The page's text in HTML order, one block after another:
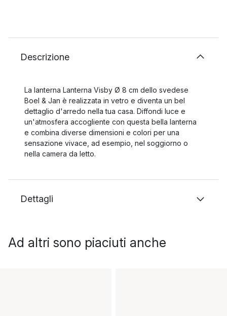
Descrizione
La lanterna Lanterna Visby Ø 8 cm dello svedese
Boel & Jan è realizzata in vetro e diventa un bel
dettaglio d'arredo nella tua casa. Diffondi luce e
un'atmosfera accogliente con questa bella lanterna
e combina diverse dimensioni e colori per una
sensazione vivace, ad esempio, nel soggiorno o
nella camera da letto.
Dettagli
Ad altri sono piaciuti anche